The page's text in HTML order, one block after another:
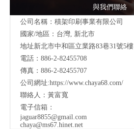
與我們聯絡
公司名稱：積架印刷事業有限公司
國家/地區：台灣, 新北市
地址新北市中和區立業路83巷31號5樓
電話：886-2-82455708
傳真：886-2-82455707
公司網址:https://www.chaya68.com/
聯絡人：黃富寬
電子信箱：
jaguar8855@gmail.com
chaya@ms67.hinet.net